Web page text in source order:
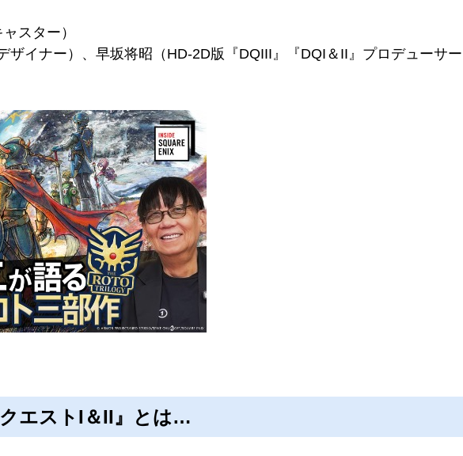
スター）
ザイナー）、早坂将昭（HD-2D版『DQIII』『DQI＆II』プロデューサ
エストI＆II』とは…